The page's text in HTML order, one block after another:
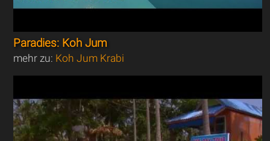
Paradies: Koh Jum
mehr zu: Koh Jum Krabi